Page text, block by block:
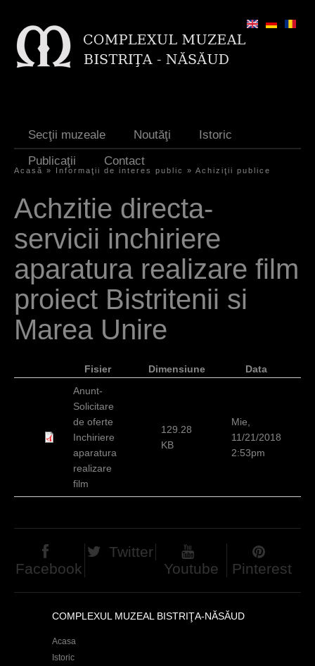
Secţii muzeale Noutăţi
Istoric
Publicaţii
Contact
ş
t
i
a
c
Acasă » Informaţii de interes public » Achiziţii publice
Achzitie directa-
servicii inchiriere
aparatura realizare film
proiect Bistritenii si
Marea Unire
Fisier Dimensiune
Data
Anunt-
Solicitare
de oferte
Inchiriere
aparatura
realizare
film
129.28
KB
Mie,
11/21/2018
2:53pm
Facebook
Twitter
Youtube
Pinterest
COMPLEXUL MUZEAL BISTRIŢA-NĂSĂUD
Acasa
Istoric